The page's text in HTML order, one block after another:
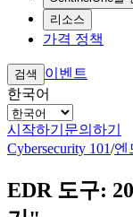
리소스
가격 정책
검색
이벤트
한국어
시작하기 문의하기
Cybersecurity 101/엔
EDR 도구: